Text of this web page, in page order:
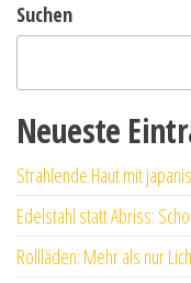
Suchen
Neueste
Strahlende Haut mit
Edelstahl statt Abriss:
Rollläden: Mehr als nur